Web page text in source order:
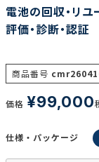
リセ
電池の回収・リ
評価・診断・認証
商品番号
価格 ¥99,000
仕様・パッケージ